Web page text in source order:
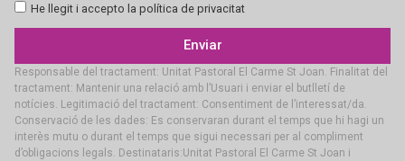
He llegit i accepto la política de privacitat
Enviar
Responsable del tractament: Unitat Pastoral El Carme St Joan. Finalitat del
tractament: Mantenir una relació amb l’Usuari i enviar el butlletí de
notícies. Legitimació del tractament: Consentiment de l’interessat/da.
Conservació de les dades: Es conservaran durant el temps que hi hagi un
interès mutu o durant el temps que sigui necessari per al compliment
d’obligacions legals. Destinataris:Unitat Pastoral El Carme St Joan i